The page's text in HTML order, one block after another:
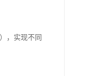
，实现不同